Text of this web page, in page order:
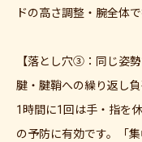
ドの高さ調整・腕全体
【落とし穴③：同じ姿
腱・腱鞘への繰り返し
1時間に1回は手・指を
の予防に有効です。「